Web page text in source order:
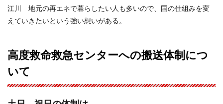
江川 地元の再エネで暮らしたい人も多いので、国の仕組みを変
えていきたいという強い想いがある。
高度救命救急センターへの搬送体制につ
いて